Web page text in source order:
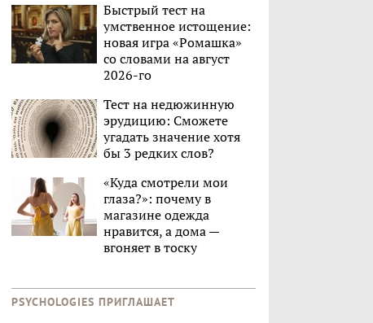
Быстрый тест на
умственное истощение:
новая игра «Ромашка»
со словами на август
2026-го
Тест на недюжинную
эрудицию: Сможете
угадать значение хотя
бы 3 редких слов?
«Куда смотрели мои
глаза?»: почему в
магазине одежда
нравится, а дома —
вгоняет в тоску
PSYCHOLOGIES ПРИГЛАШАЕТ